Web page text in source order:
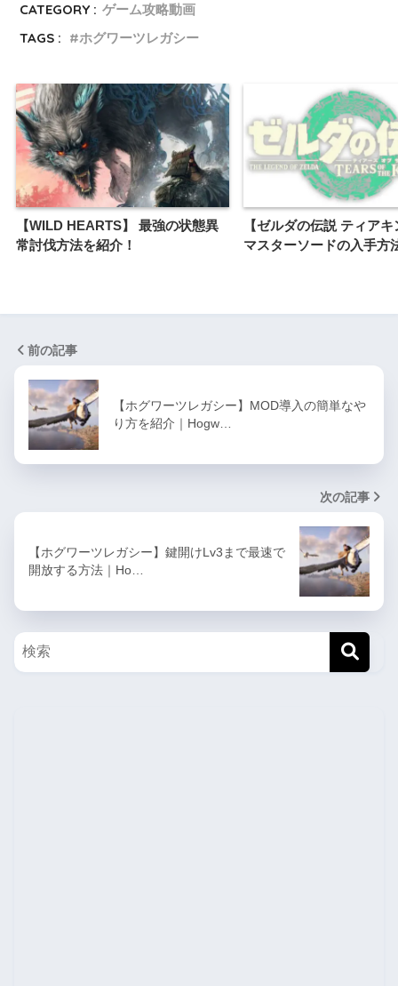
CATEGORY : ゲーム攻略動画
TAGS :
ホグワーツレガシー
【WILD HEARTS】 最強の状態異
常討伐方法を紹介！
【ゼルダの伝説 ティア
マスターソードの入手方
前の記事
【ホグワーツレガシー】MOD導入の簡単なや
り方を紹介｜Hogw…
次の記事
【ホグワーツレガシー】鍵開けLv3まで最速で
開放する方法｜Ho…